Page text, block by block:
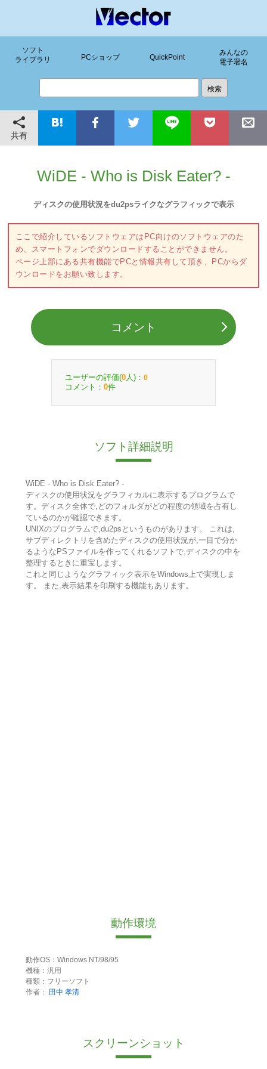
ソフト
ライブラリ
PCショップ QuickPoint
みんなの
電子署名
共有
WiDE - Who is Disk Eater? -
ディスクの使用状況をdu2psライクなグラフィックで表示
ここで紹介しているソフトウェアはPC向けのソフトウェアのた
め、スマートフォンでダウンロードすることができません。
ページ上部にある共有機能でPCと情報共有して頂き、PCからダ
ウンロードをお願い致します。
コメント
ユーザーの評価(0 人)： 0
コメント： 0件
ソフト詳細説明
WiDE - Who is Disk Eater? -
ディスクの使用状況をグラフィカルに表示するプログラムで
す。ディスク全体で,どのフォルダがどの程度の領域を占有し
ているのかが確認できます。
UNIXのプログラムで,du2psというものがあります。 これは,
サブディレクトリを含めたディスクの使用状況が,一目で分か
るようなPSファイルを作ってくれるソフトで,ディスクの中を
整理するときに重宝します。
これと同じようなグラフィック表示をWindows上で実現しま
す。 また,表示結果を印刷する機能もあります。
動作環境
動作OS：Windows NT/98/95
機種：汎用
種類：フリーソフト
作者：
田中 孝清
スクリーンショット